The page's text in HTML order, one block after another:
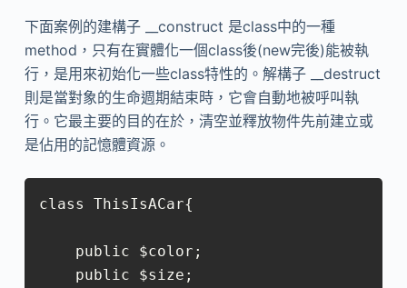
下面案例的建構子 __construct 是class中的一種
method，只有在實體化一個class後(new完後)能被執
行，是用來初始化一些class特性的。解構子 __destruct
則是當對象的生命週期結束時，它會自動地被呼叫執
行。它最主要的目的在於，清空並釋放物件先前建立或
是佔用的記憶體資源。
class ThisIsACar{